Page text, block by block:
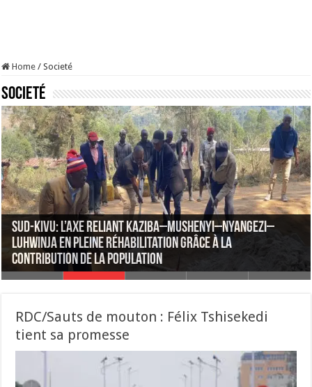
Home / Societé
Societé
RDC : SOMIKA, CDM et CHEMAF excelle dans des graves
pollutions environnementales des entreprises minières,
IRDH dénonce !
Sud-Kivu: l’axe reliant Kaziba–Mushenyi–Nyangezi–
Luhwinja en pleine réhabilitation grâce à la
contribution de la population
RDC : Perenco procède au torchage de gaz et au brûlage
de déchets, qui contribue à la dégradation de la qualité
de l’air (rapport HRW)
La consommation mondiale de drogue atteint un niveau
record
Ituri : Trois morts dans un effondrement d’immeuble à
Bunia
RDC/Sauts de mouton : Félix Tshisekedi
tient sa promesse